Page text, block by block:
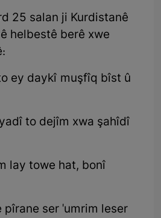
25 salan ji Kurdistanê
helbestê berê xwe
ey daykî muşfîq bîst û
to dejîm xwa şahîdî
lay towe hat, bonî
pîrane ser 'umrim leser